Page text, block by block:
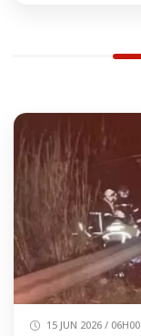
15 JUN 2026 / 06H00